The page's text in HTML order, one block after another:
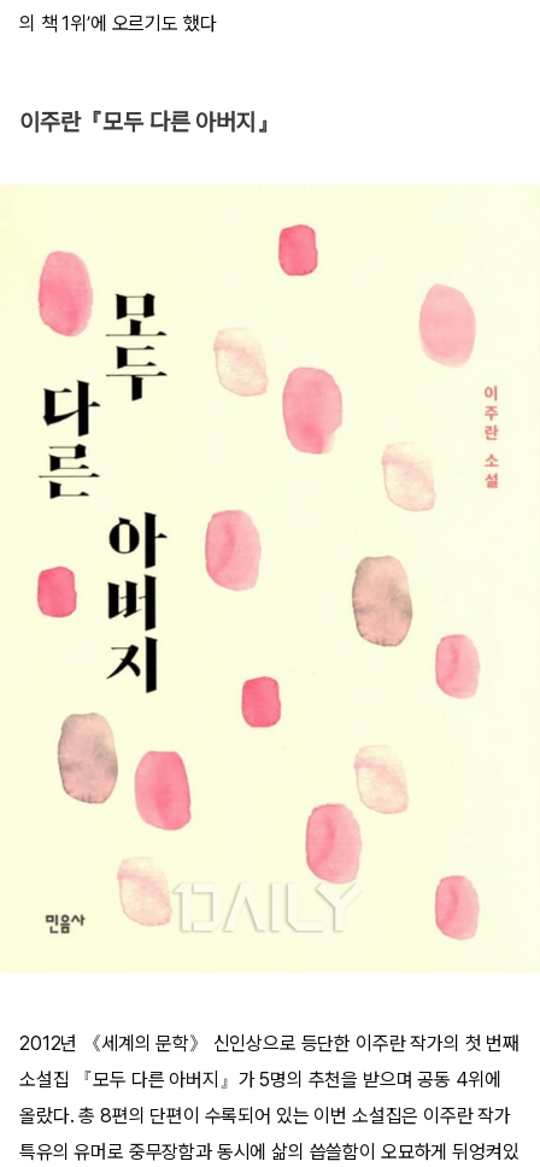
의 책 1위’에 오르기도 했다
이주란『모두 다른 아버지』
2012년 《세계의 문학》 신인상으로 등단한 이주란 작가의 첫 번째
소설집 『모두 다른 아버지』가 5명의 추천을 받으며 공동 4위에
올랐다. 총 8편의 단편이 수록되어 있는 이번 소설집은 이주란 작가
특유의 유머로 중무장함과 동시에 삶의 씁쓸함이 오묘하게 뒤엉켜있